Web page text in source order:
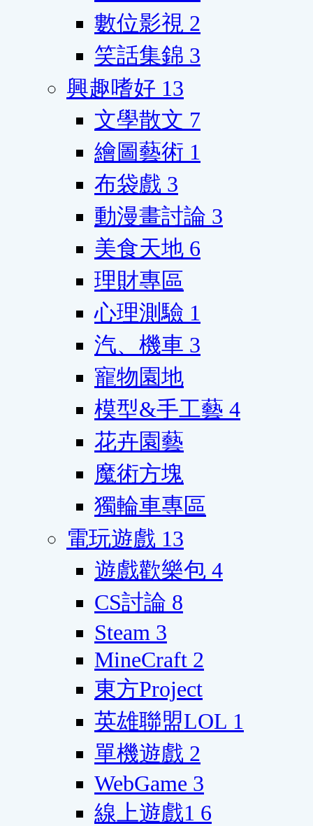
數位影視 2
笑話集錦 3
興趣嗜好 13
文學散文 7
繪圖藝術 1
布袋戲 3
動漫畫討論 3
美食天地 6
理財專區
心理測驗 1
汽、機車 3
寵物園地
模型&手工藝 4
花卉園藝
魔術方塊
獨輪車專區
電玩遊戲 13
遊戲歡樂包 4
CS討論 8
Steam 3
MineCraft 2
東方Project
英雄聯盟LOL 1
單機遊戲 2
WebGame 3
線上遊戲1 6